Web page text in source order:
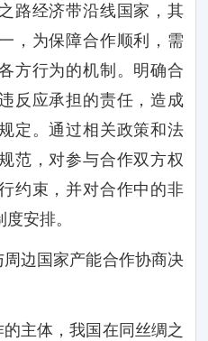
路经济带沿线国家，其
，为保障合作顺利，需
方行为的机制。明确合
反应承担的责任，造成
定。通过相关政策和法
范，对参与合作双方权
约束，并对合作中的非
安排。
周边国家产能合作协商决
主体，我国在同丝绸之